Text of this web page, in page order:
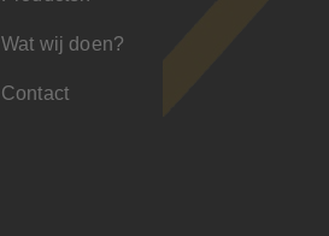
Wat wij doen?
Contact